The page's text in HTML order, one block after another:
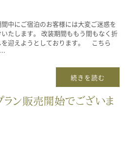
中にご宿泊のお客様には大変ご迷惑を
いたします。 改装期間ももう間もなく折
を迎えようとしております。 こちら
続きを読む
ン販売開始でございま